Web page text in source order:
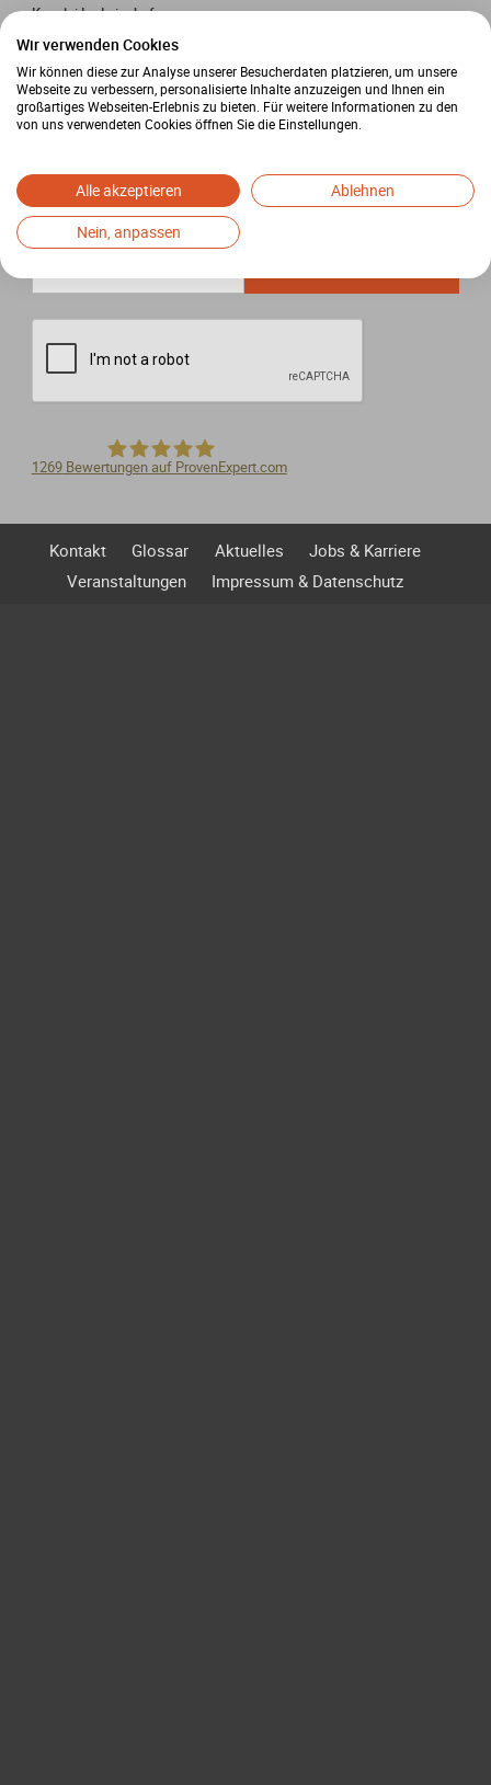
Kanzlei Ludwigshafen
Wredestraße 20
67059 Ludwigshafen
+49 621 566952-0
ludwigshafen@sfw-arbeitsrecht.de
 SFW Newsletter
1269Bewertungen auf ProvenExpert.com
Kontakt Glossar Aktuelles
Jobs & Karriere
Veranstaltungen
Impressum & Datenschutz
Wir verwenden Cookies
Wir können diese zur Analyse unserer Besucherdaten platzieren, um unsere
Webseite zu verbessern, personalisierte Inhalte anzuzeigen und Ihnen ein
großartiges Webseiten-Erlebnis zu bieten. Für weitere Informationen zu den
von uns verwendeten Cookies öffnen Sie die Einstellungen.
Alle akzeptieren
Ablehnen
Nein, anpassen